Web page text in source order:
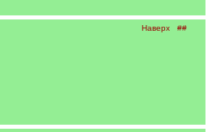
Наверх ##